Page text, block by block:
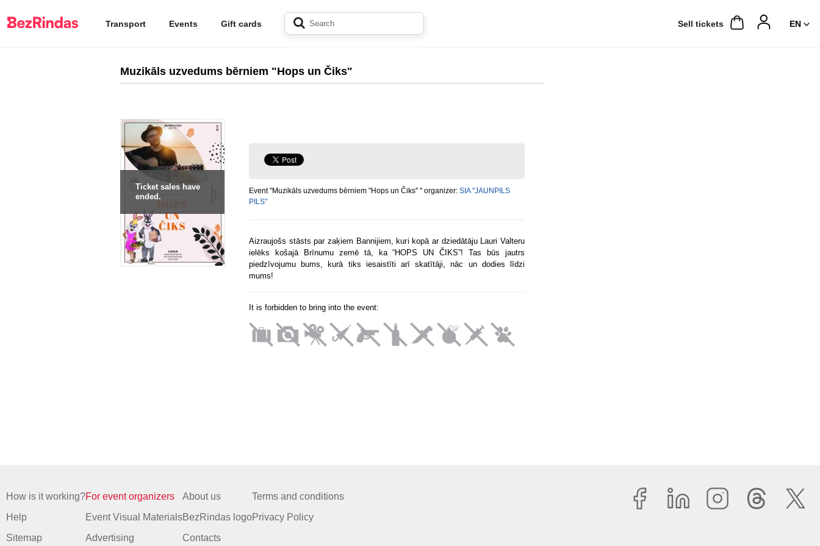
Transport Events Gift cards Sell ​​tickets
Muzikāls uzvedums bērniem "Hops un Čiks"
Ticket sales have
ended.
Event "Muzikāls uzvedums bērniem "Hops un Čiks" " organizer: SIA "JAUNPILS
PILS"
Aizraujošs stāsts par zaķiem Bannijiem, kuri kopā ar dziedātāju Lauri Valteru
ielēks košajā Brīnumu zemē tā, ka “HOPS UN ČIKS”! Tas būs jautrs
piedzīvojumu bums, kurā tiks iesaistīti arī skatītāji, nāc un dodies līdzi
mums!
It is forbidden to bring into the event:
How is it working?
Help
Sitemap
For event organizers
Event Visual Materials
Advertising
About us
BezRindas logo
Contacts
Terms and conditions
Privacy Policy